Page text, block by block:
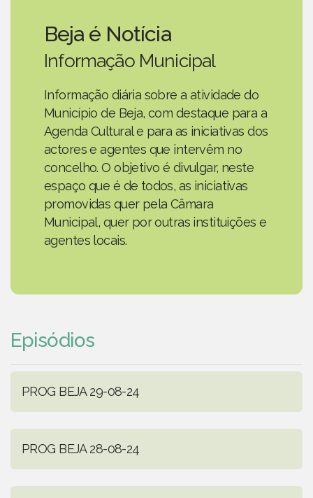
Beja é Notícia
Informação Municipal
Informação diária sobre a atividade do
Município de Beja, com destaque para a
Agenda Cultural e para as iniciativas dos
actores e agentes que intervêm no
concelho. O objetivo é divulgar, neste
espaço que é de todos, as iniciativas
promovidas quer pela Câmara
Municipal, quer por outras instituições e
agentes locais.
Episódios
PROG BEJA 29-08-24
PROG BEJA 28-08-24